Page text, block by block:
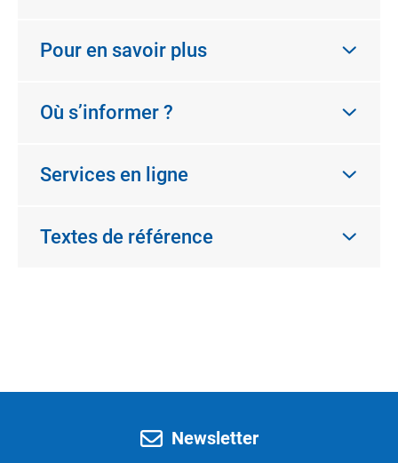
Pour en savoir plus
Où s’informer ?
Services en ligne
Textes de référence
Newsletter